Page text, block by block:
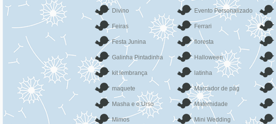
Divino Evento Personalizado
Feiras Ferrari
Festa Junina floresta
Galinha Pintadinha Halloween
kit lembrança latinha
maquete Marcador de pág
Masha e o Urso Maternidade
Mimos Mini Wedding